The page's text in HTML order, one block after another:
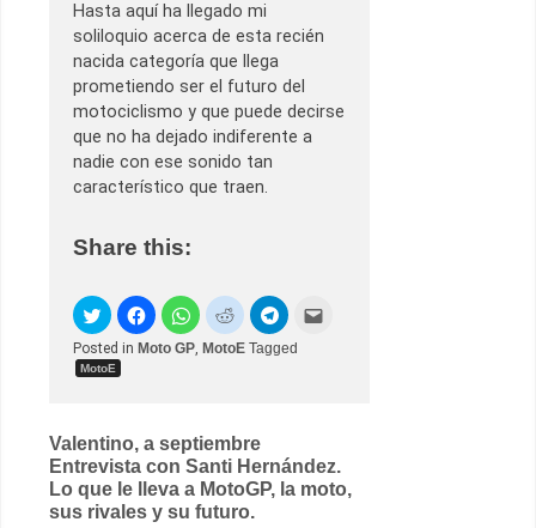
Hasta aquí ha llegado mi
soliloquio acerca de esta recién
nacida categoría que llega
prometiendo ser el futuro del
motociclismo y que puede decirse
que no ha dejado indiferente a
nadie con ese sonido tan
característico que traen.
Share this:
Posted in Moto GP, MotoE Tagged
MotoE
Post
navigation
Valentino, a septiembre
Entrevista con Santi Hernández.
Lo que le lleva a MotoGP, la moto,
sus rivales y su futuro.